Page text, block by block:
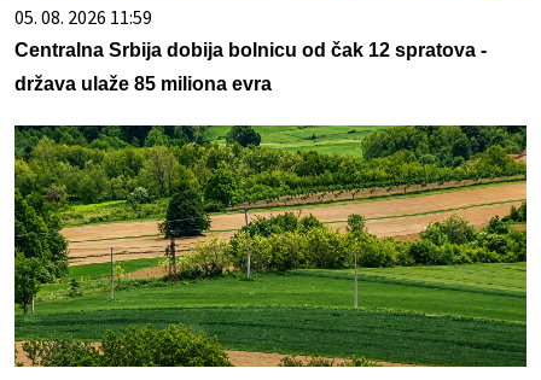
05. 08. 2026 11:59
Centralna Srbija dobija bolnicu od čak 12 spratova -
država ulaže 85 miliona evra